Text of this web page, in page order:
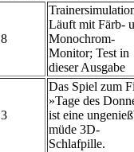
8
Läuft mit Färb-
Monochrom-
Monitor; Test in
dieser Ausgabe
3
Das Spiel zum
»Tage des
ist eine
müde 3D-
Schlafpille.